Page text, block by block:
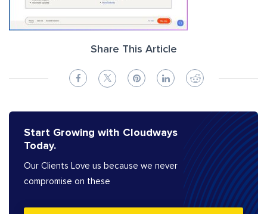
Share This Article
Start Growing with Cloudways
Today.
Our Clients Love us because we never
compromise on these